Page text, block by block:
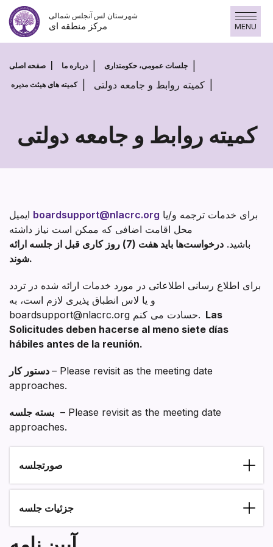
پرش
محتوا
شهرستان لس آنجلس شمالی
مرکز منطقه ای MENU
صفحه اصلی درباره ما جلسات عمومی، حکومتداری
کمیته های هیئت مدیره کمیته روابط و جامعه دولتی
کمیته روابط و جامعه دولتی
کمیته
روابط
جامعه
دولتی
boardsupport@nlacrc.org
محل اقامت اضافی که ممکن است نیاز داشته
باشید.
درخواست‌ها باید هفت (7) روز کاری قبل از جلسه ارائه
شوند.
برای اطلاع رسانی اطلاعاتی در مورد خدمات ارائه شده در تردد
و یا لاس انطباق پذیری لازم است، به
boardsupport@nlacrc.org حسادت می کنم. Las
Solicitudes deben hacerse al meno siete días
hábiles antes de la reunión.
– Please revisit as the meeting date
approaches.
بسته جلسه – Please revisit as the meeting date
approaches.
Section heading
صورتجلسه
جزئیات جلسه